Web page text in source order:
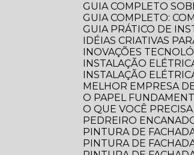
GUIA COMPLETO
GUIA COMPLETO:
GUIA PRÁTICO DE
IDÉIAS CRIATIVAS
INOVAÇÕES
INSTALAÇÃO
INSTALAÇÃO
MELHOR EMPRESA
O PAPEL
O QUE VOCÊ
PEDREIRO
PINTURA DE
PINTURA DE